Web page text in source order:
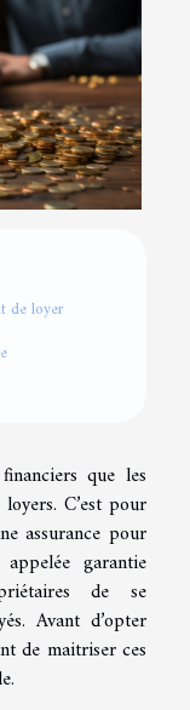
de loyer
que les
C’est pour
assurance pour
garantie
de se
Avant d’opter
de maitriser ces